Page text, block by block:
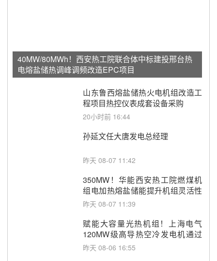
40MW/80MWh！西安热工院联合体中标建投邢台热
电熔盐储热调峰调频改造EPC项目
山东鲁西熔盐储热火电机组改造工
程项目热控仪表成套设备采购
20小时前 16:44
孙延文任大唐发电总经理
昨天 08-07 11:42
350MW！华能西安热工院燃煤机
组电加热熔盐储能提升机组灵活性
改造项目初步设计第三方评审服务
昨天 08-07 11:39
赋能大容量光热机组！上海电气
120MW级高导热空冷发电机通过
型式试验
昨天 08-06 16:55